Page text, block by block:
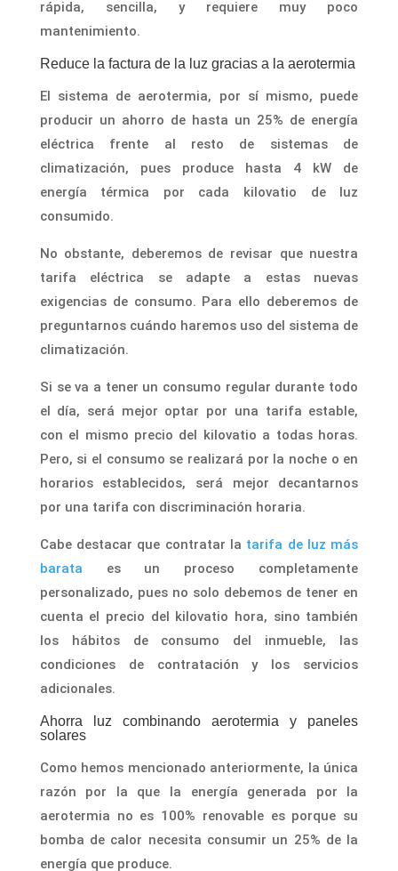
rápida, sencilla, y requiere muy poco
mantenimiento.
Reduce la factura de la luz gracias a la aerotermia
El sistema de aerotermia, por sí mismo, puede
producir un ahorro de hasta un 25% de energía
eléctrica frente al resto de sistemas de
climatización, pues produce hasta 4 kW de
energía térmica por cada kilovatio de luz
consumido.
No obstante, deberemos de revisar que nuestra
tarifa eléctrica se adapte a estas nuevas
exigencias de consumo. Para ello deberemos de
preguntarnos cuándo haremos uso del sistema de
climatización.
Si se va a tener un consumo regular durante todo
el día, será mejor optar por una tarifa estable,
con el mismo precio del kilovatio a todas horas.
Pero, si el consumo se realizará por la noche o en
horarios establecidos, será mejor decantarnos
por una tarifa con discriminación horaria.
Cabe destacar que contratar la tarifa de luz más
barata es un proceso completamente
personalizado, pues no solo debemos de tener en
cuenta el precio del kilovatio hora, sino también
los hábitos de consumo del inmueble, las
condiciones de contratación y los servicios
adicionales.
Ahorra luz combinando aerotermia y paneles
solares
Como hemos mencionado anteriormente, la única
razón por la que la energía generada por la
aerotermia no es 100% renovable es porque su
bomba de calor necesita consumir un 25% de la
energía que produce.